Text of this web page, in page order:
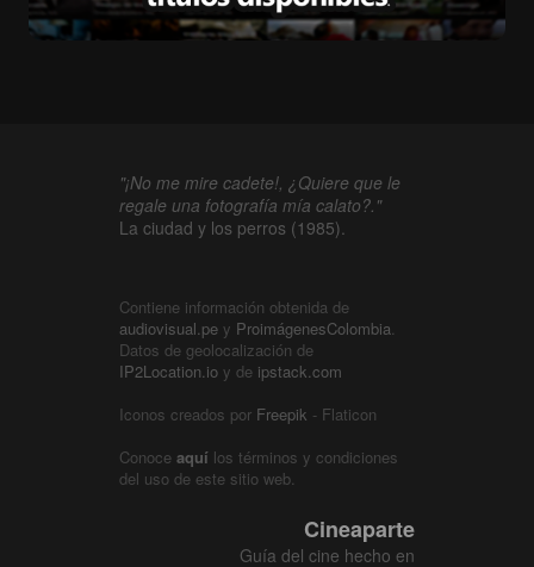
"¡No me mire cadete!, ¿Quiere que le
regale una fotografía mía calato?."
La ciudad y los perros (1985).
Contiene información obtenida de
audiovisual.pe y ProimágenesColombia.
Datos de geolocalización de
IP2Location.io y de ipstack.com
Iconos creados por Freepik - Flaticon
Conoce aquí los términos y condiciones
del uso de este sitio web.
Cineaparte
Guía del cine hecho en